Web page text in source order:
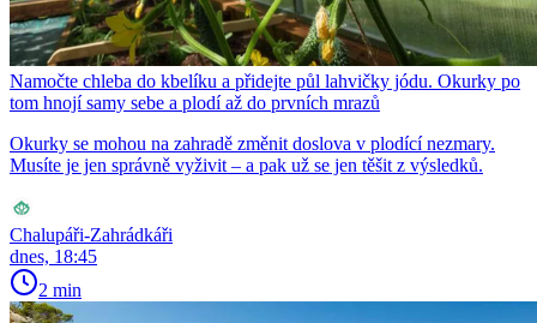
Namočte chleba do kbelíku a přidejte půl lahvičky jódu. Okurky po
tom hnojí samy sebe a plodí až do prvních mrazů
Okurky se mohou na zahradě změnit doslova v plodící nezmary.
Musíte je jen správně vyživit – a pak už se jen těšit z výsledků.
Chalupáři-Zahrádkáři
dnes, 18:45
2 min